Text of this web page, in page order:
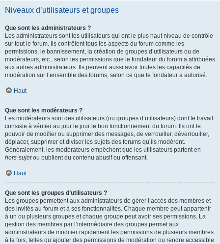
Niveaux d’utilisateurs et groupes
Que sont les administrateurs ?
Les administrateurs sont les utilisateurs qui ont le plus haut niveau de contrôle
sur tout le forum. Ils contrôlent tous les aspects du forum comme les
permissions, le bannissement, la création de groupes d’utilisateurs ou de
modérateurs, etc., selon les permissions que le fondateur du forum a attribuées
aux autres administrateurs. Ils peuvent aussi avoir toutes les capacités de
modération sur l’ensemble des forums, selon ce que le fondateur a autorisé.
Haut
Que sont les modérateurs ?
Les modérateurs sont des utilisateurs (ou groupes d’utilisateurs) dont le travail
consiste à vérifier au jour le jour le bon fonctionnement du forum. Ils ont le
pouvoir de modifier ou supprimer des messages, de verrouiller, déverrouiller,
déplacer, supprimer et diviser les sujets des forums qu’ils modèrent.
Généralement, les modérateurs empêchent que les utilisateurs partent en
hors-sujetou publient du contenu abusif ou offensant.
Haut
Que sont les groupes d’utilisateurs ?
Les groupes permettent aux administrateurs de gérer l’accès des membres et
des invités au forum et à ses fonctionnalités. Chaque membre peut appartenir
à un ou plusieurs groupes et chaque groupe peut avoir ses permissions. La
gestion des membres par l’intermédiaire des groupes permet aux
administrateurs de modifier rapidement les permissions de plusieurs membres
à la fois, telles qu’ajouter des permissions de modération ou rendre accessible